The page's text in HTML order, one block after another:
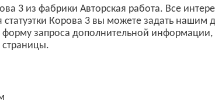
3 из фабрики Авторская работа. Все
статуэтки Корова 3 вы можете задать нашим
форму запроса дополнительной